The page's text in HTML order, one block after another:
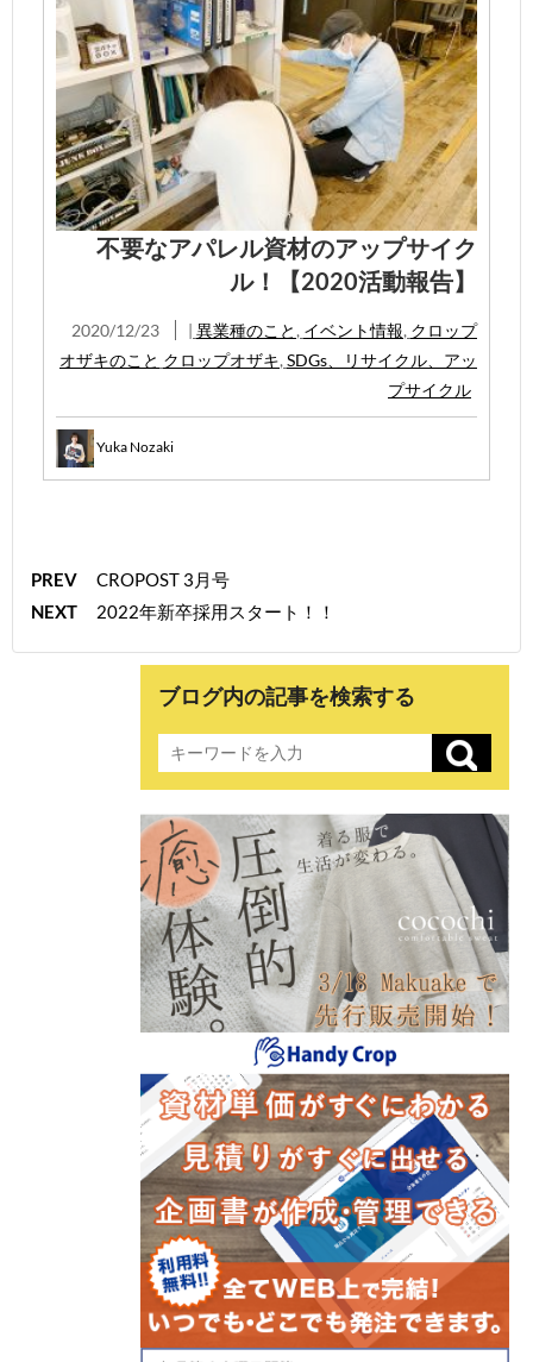
不要なアパレル資材のアップサイク
ル！【2020活動報告】
2020/12/23 | 異業種のこと , イベント情報, クロップ
オザキのこと クロップオザキ, SDGs、リサイクル、アッ
プサイクル
Yuka Nozaki
PREV
CROPOST 3月号
NEXT
2022年新卒採用スタート！！
ブログ内の記事を検索する